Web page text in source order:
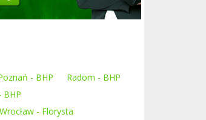
- BHP
Radom - BHP
BHP
Wrocław - Florysta